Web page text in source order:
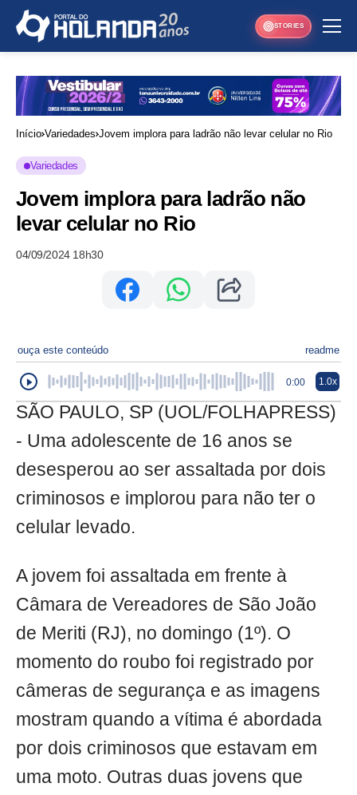
STORIES
Início Variedades Jovem implora para ladrão não levar celular no Rio
Variedades
Jovem implora para ladrão não
levar celular no Rio
04/09/2024 18h30
ouça este conteúdo readme
0:00 1.0x
SÃO PAULO, SP (UOL/FOLHAPRESS)
- Uma adolescente de 16 anos se
desesperou ao ser assaltada por dois
criminosos e implorou para não ter o
celular levado.
A jovem foi assaltada em frente à
Câmara de Vereadores de São João
de Meriti (RJ), no domingo (1º). O
momento do roubo foi registrado por
câmeras de segurança e as imagens
mostram quando a vítima é abordada
por dois criminosos que estavam em
uma moto. Outras duas jovens que